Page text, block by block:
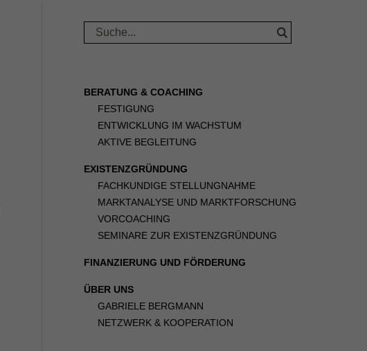
BERATUNG & COACHING
FESTIGUNG
ENTWICKLUNG IM WACHSTUM
AKTIVE BEGLEITUNG
EXISTENZGRÜNDUNG
FACHKUNDIGE STELLUNGNAHME
MARKTANALYSE UND MARKTFORSCHUNG
VORCOACHING
SEMINARE ZUR EXISTENZGRÜNDUNG
FINANZIERUNG UND FÖRDERUNG
ÜBER UNS
GABRIELE BERGMANN
NETZWERK & KOOPERATION